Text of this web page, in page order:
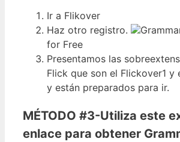
Ir a Flikover
Haz otro registro.
for Free
Presentamos las
Flick que son el Flickover1 y
y están preparados para ir.
MÉTODO #3-Utiliza este
enlace para obtener